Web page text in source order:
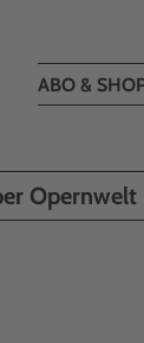
ABO &
Opernwelt